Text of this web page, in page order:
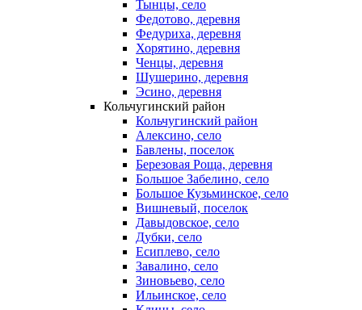
Тынцы, село
Федотово, деревня
Федуриха, деревня
Хорятино, деревня
Ченцы, деревня
Шушерино, деревня
Эсино, деревня
Кольчугинский район
Кольчугинский район
Алексино, село
Бавлены, поселок
Березовая Роща, деревня
Большое Забелино, село
Большое Кузьминское, село
Вишневый, поселок
Давыдовское, село
Дубки, село
Есиплево, село
Завалино, село
Зиновьево, село
Ильинское, село